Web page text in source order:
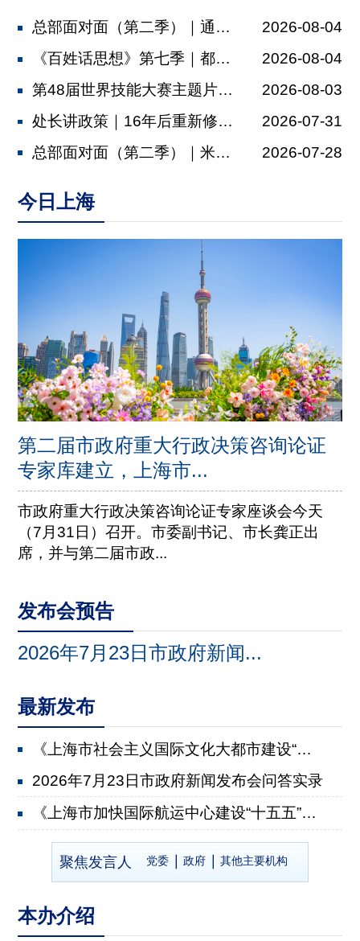
总部面对面（第二季）｜通济隆：依托金...
2026-08-04
《百姓话思想》第七季｜都市村庄
2026-08-04
第48届世界技能大赛主题片发布，肖战...
2026-08-03
处长讲政策｜16年后重新修订，上海厂...
2026-07-31
总部面对面（第二季）｜米其林：以多元...
2026-07-28
今日上海
第二届市政府重大行政决策咨询论证
专家库建立，上海市...
市政府重大行政决策咨询论证专家座谈会今天
（7月31日）召开。市委副书记、市长龚正出
席，并与第二届市政...
发布会预告
2026年7月23日市政府新闻...
最新发布
《上海市社会主义国际文化大都市建设“十五五”规划》...
2026年7月23日市政府新闻发布会问答实录
《上海市加快国际航运中心建设“十五五”规划》有关情...
2026年7月22日市政府新闻发布会问答实录
2026年7月8日市政府新闻发布会问答实录
聚焦发言人 党委 政府 其他主要机构
本办介绍